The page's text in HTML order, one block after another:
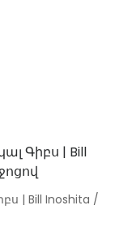
| Bill Inoshita /